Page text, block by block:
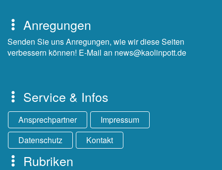
Anregungen
Senden Sie uns Anregungen, wie wir diese Seiten
verbessern können! E-Mail an news@kaolinpott.de
Service & Infos
Ansprechpartner
Impressum
Datenschutz
Kontakt
Rubriken